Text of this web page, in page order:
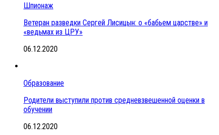
Шпионаж
Ветеран разведки Сергей Лисицын: о «бабьем царстве» и
«ведьмах из ЦРУ»
06.12.2020
Образование
Родители выступили против средневзвешенной оценки в
обучении
06.12.2020